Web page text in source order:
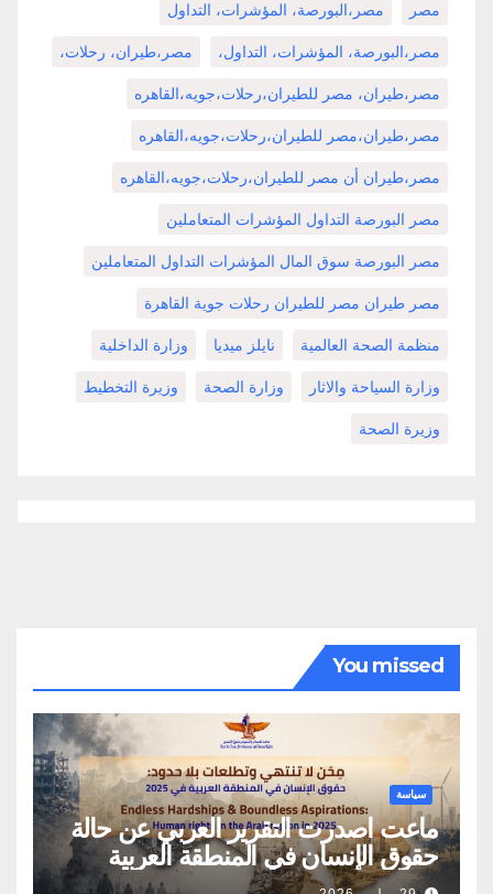
مصر مصر،البورصة، المؤشرات، التداول
مصر،البورصة، المؤشرات، التداول، مصر،طيران، رحلات،
مصر،طيران، مصر للطيران،رحلات،جويه،القاهره
مصر،طيران،مصر للطيران،رحلات،جويه،القاهره
مصر،طيران أن مصر للطيران،رحلات،جويه،القاهره
مصر البورصة التداول المؤشرات المتعاملين
مصر البورصة سوق المال المؤشرات التداول المتعاملين
مصر طيران مصر للطيران رحلات جوية القاهرة
منظمة الصحة العالمية نايلز ميديا وزارة الداخلية
وزارة السياحة والاثار وزارة الصحة وزيرة التخطيط
وزيرة الصحة
You missed
سياسة
ماعت اصدرت التقرير العربي عن حالة
حقوق الإنسان في المنطقة العربية